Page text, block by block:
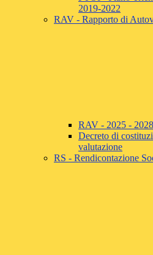
2019-2022
RAV - Rapporto di
RAV - 2025 - 2028
Decreto di
valutazione
RS - Rendicontazione